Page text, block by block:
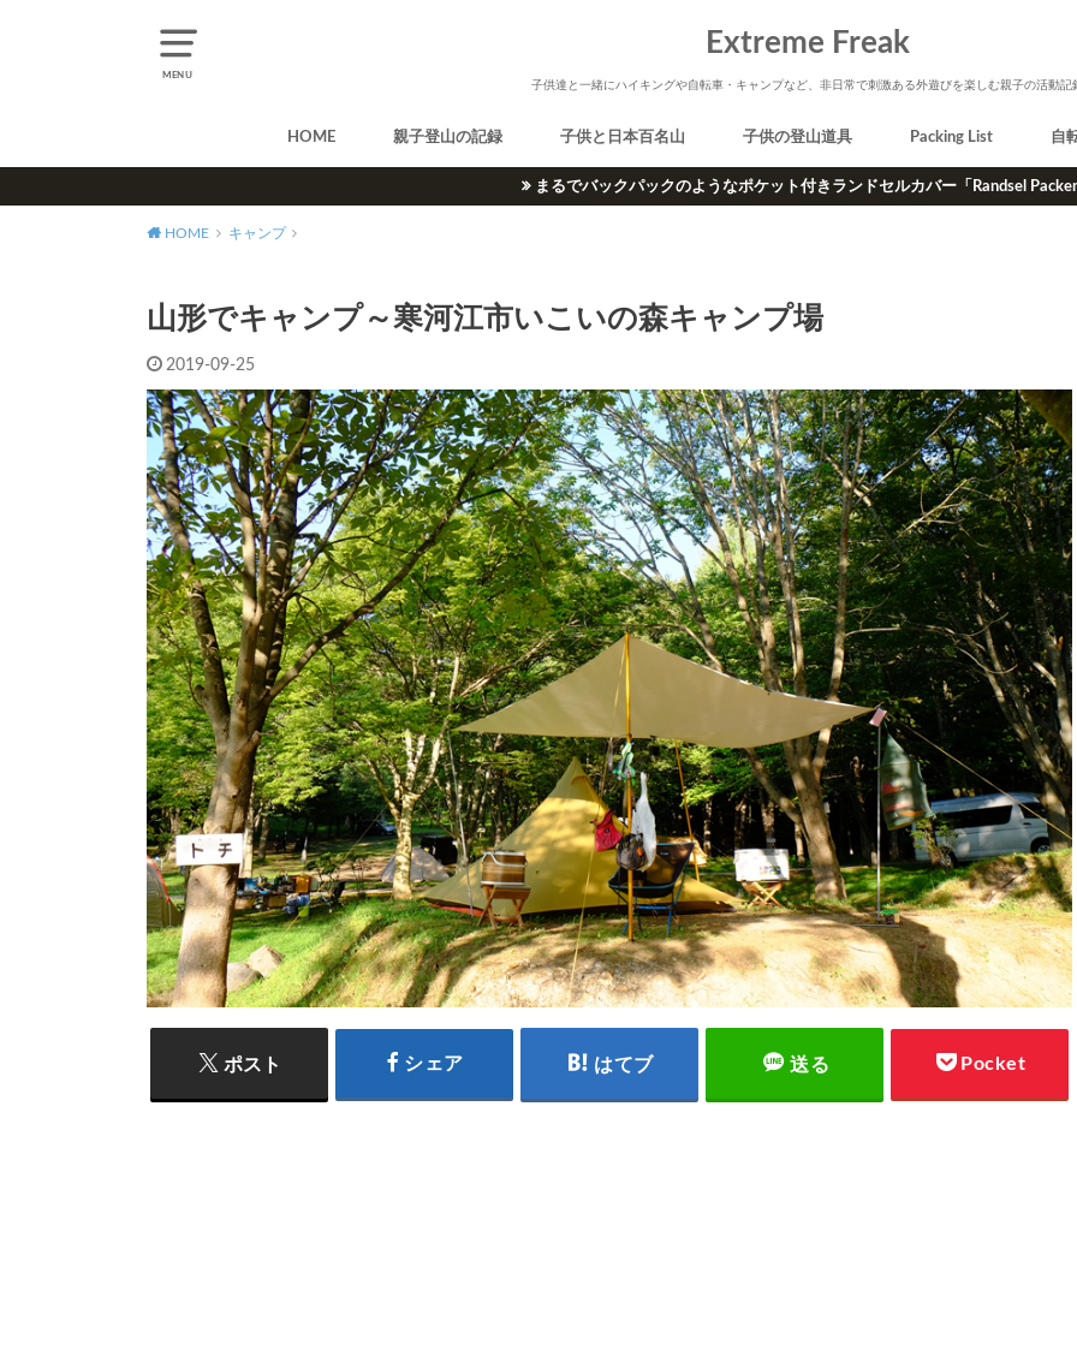
MENU
Extreme Freak
子供達と一緒にハイキングや自転車・キャンプなど、非日常で刺激ある外遊びを楽しむ親子の活動記
HOME 親子登山の記録 子供と日本百名山 子供の登山道具 Packing List 自
まるでバックパックのようなポケット付きランドセルカバー「Randsel Packer
HOME キャンプ
山形でキャンプ～寒河江市いこいの森キャンプ場
2019-09-25
ポスト シェア はてブ 送る Pocket